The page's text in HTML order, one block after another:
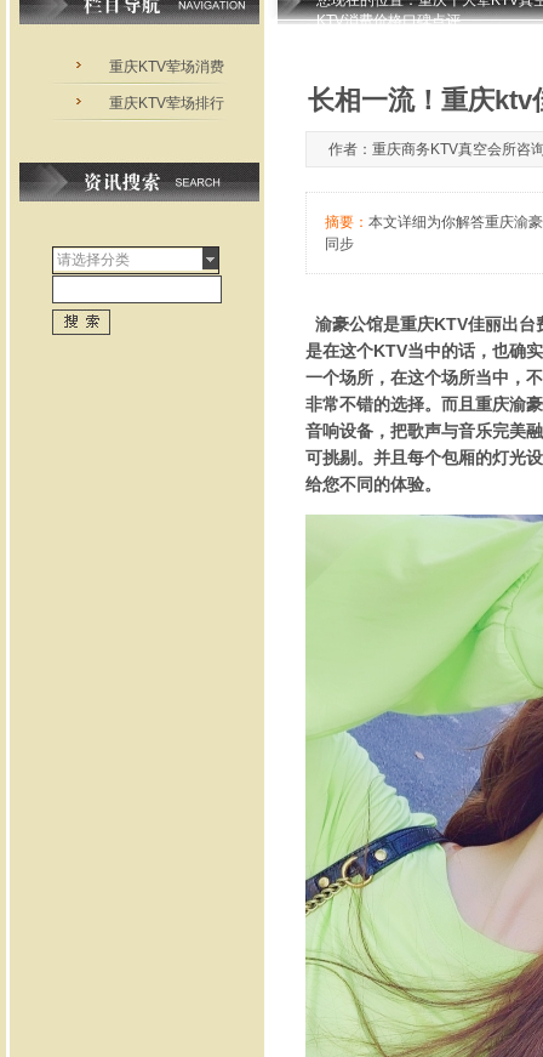
请选择分类
KTV消费价格口碑点评
重庆KTV荤场消费
重庆KTV荤场排行 长相一流！重庆ktv
作者：重庆商务KTV真空会所
摘要： 本文详细为你解答重庆渝
同步
渝豪公馆是重庆KTV佳丽出
是在这个KTV当中的话，也确
一个场所，在这个场所当中，
非常不错的选择。而且重庆渝
音响设备，把歌声与音乐完美
可挑剔。并且每个包厢的灯光
给您不同的体验。